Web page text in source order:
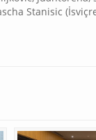
Stanisic